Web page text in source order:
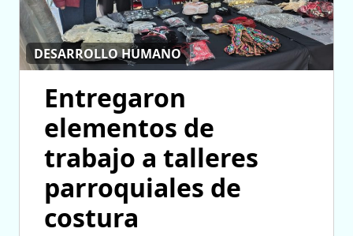
DESARROLLO HUMANO
Entregaron
elementos de
trabajo a talleres
parroquiales de
costura